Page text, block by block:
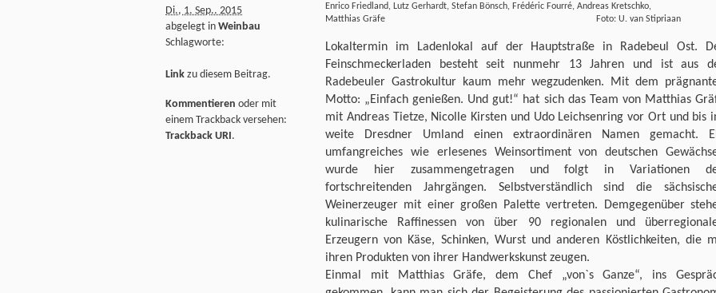
Enrico Friedland, Lutz Gerhardt, Stefan Bönsch, Frédéric Fourré, Andreas Kretschko,
Matthias Gräfe Foto: U. van Stipriaan
Lokaltermin im Ladenlokal auf der Hauptstraße in Radebeul Ost.
Feinschmeckerladen besteht seit nunmehr 13 Jahren und ist aus
Radebeuler Gastrokultur kaum mehr wegzudenken. Mit dem
Motto: „Einfach genießen. Und gut!“ hat sich das Team von Matthias
mit Andreas Tietze, Nicolle Kirsten und Udo Leichsenring vor Ort und bis
weite Dresdner Umland einen extraordinären Namen gemacht.
umfangreiches wie erlesenes Weinsortiment von deutschen
wurde hier zusammengetragen und folgt in Variationen
fortschreitenden Jahrgängen. Selbstverständlich sind die
Weinerzeuger mit einer großen Palette vertreten. Demgegenüber
kulinarische Raffinessen von über 90 regionalen und
Erzeugern von Käse, Schinken, Wurst und anderen Köstlichkeiten, die
ihren Produkten von ihrer Handwerkskunst zeugen.
Einmal mit Matthias Gräfe, dem Chef „von`s Ganze“, ins
Di., 1. Sep.. 2015
abgelegt in Weinbau
Schlagworte:
Link zu diesem Beitrag.
Kommentieren oder mit
einem Trackback versehen:
Trackback URI.